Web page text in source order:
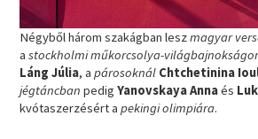
Négyből három szakágban leszmagyar
astockholmi műkorcsolya-
Láng Júlia, apárosoknál Chtchetinina
jégtáncban pedigYanovskaya Annaés
kvótaszerzésért a pekingi olimpiára.